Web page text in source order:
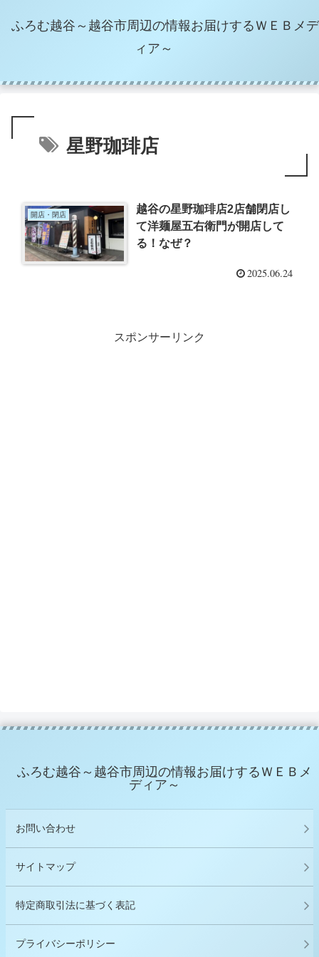
ふろむ越谷～越谷市周辺の情報お届けするＷＥＢメデ
ィア～
星野珈琲店
開店・閉店
越谷の星野珈琲店2店舗閉店し
て洋麺屋五右衛門が開店して
る！なぜ？
2025.06.24
スポンサーリンク
ふろむ越谷～越谷市周辺の情報お届けするＷＥＢメ
ディア～
お問い合わせ
サイトマップ
特定商取引法に基づく表記
プライバシーポリシー